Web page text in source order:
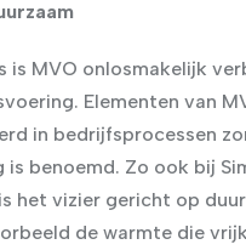
is MVO onlosmakelijk
Elementen van
in bedrijfsprocessen
is benoemd. Zo ook bij
het vizier gericht op
de warmte die